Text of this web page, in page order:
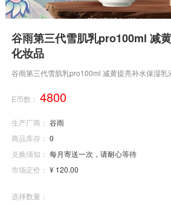
谷雨第三代雪肌乳pro100ml 减
化妆品
谷雨第三代雪肌乳pro100ml 减黄提亮补水保湿乳
E币数： 4800
生产厂商： 谷雨
商品库存： 0
兑换须知： 每月寄送一次，请耐心等待
市场定价： ¥ 120.00
选择数量：